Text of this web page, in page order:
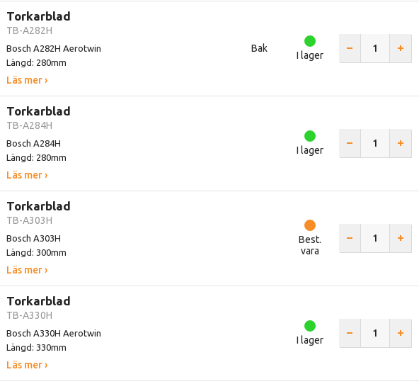
Torkarblad
TB-A282H
Bosch A282H Aerotwin
Längd: 280mm
Läs mer ›
Bak
I lager
Torkarblad
TB-A284H
Bosch A284H
Längd: 280mm
Läs mer ›
I lager
Torkarblad
TB-A303H
Bosch A303H
Längd: 300mm
Läs mer ›
Best.
vara
Torkarblad
TB-A330H
Bosch A330H Aerotwin
Längd: 330mm
Läs mer ›
I lager